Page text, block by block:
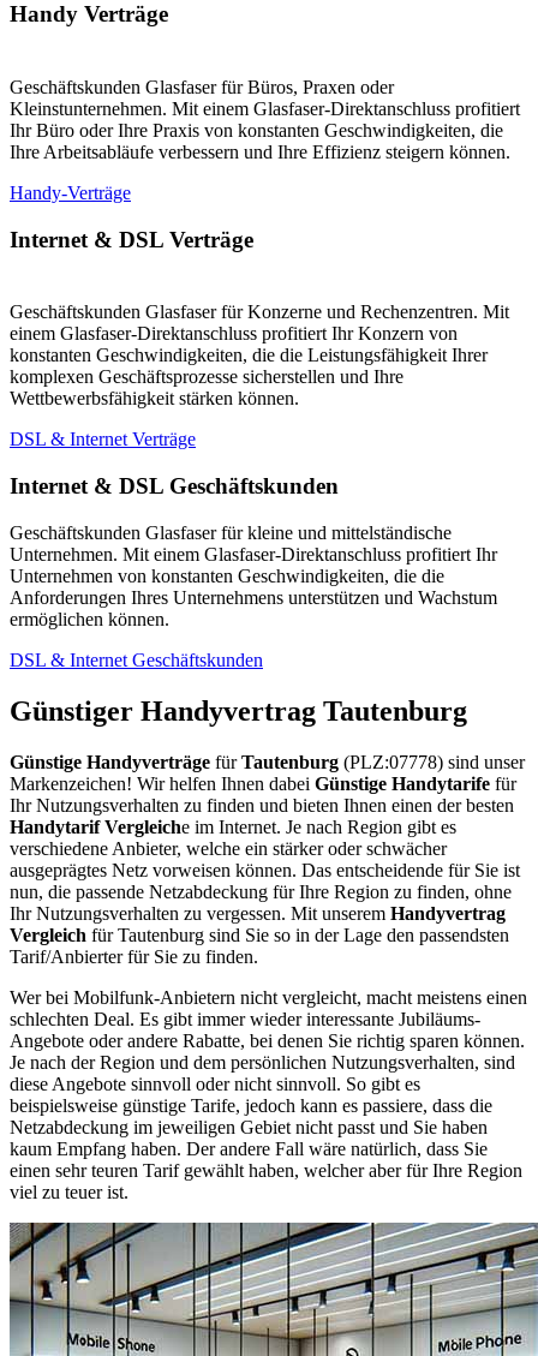
Handy Verträge
Geschäftskunden Glasfaser für Büros, Praxen oder
Kleinstunternehmen. Mit einem Glasfaser-Direktanschluss profitiert
Ihr Büro oder Ihre Praxis von konstanten Geschwindigkeiten, die
Ihre Arbeitsabläufe verbessern und Ihre Effizienz steigern können.
Handy-Verträge
Internet & DSL Verträge
Geschäftskunden Glasfaser für Konzerne und Rechenzentren. Mit
einem Glasfaser-Direktanschluss profitiert Ihr Konzern von
konstanten Geschwindigkeiten, die die Leistungsfähigkeit Ihrer
komplexen Geschäftsprozesse sicherstellen und Ihre
Wettbewerbsfähigkeit stärken können.
DSL & Internet Verträge
Internet & DSL Geschäftskunden
Geschäftskunden Glasfaser für kleine und mittelständische
Unternehmen. Mit einem Glasfaser-Direktanschluss profitiert Ihr
Unternehmen von konstanten Geschwindigkeiten, die die
Anforderungen Ihres Unternehmens unterstützen und Wachstum
ermöglichen können.
DSL & Internet Geschäftskunden
Günstiger Handyvertrag Tautenburg
Günstige Handyverträge fürTautenburg (PLZ:07778) sind unser
Markenzeichen! Wir helfen Ihnen dabei Günstige Handytarife für
Ihr Nutzungsverhalten zu finden und bieten Ihnen einen der besten
Handytarif Vergleiche im Internet. Je nach Region gibt es
verschiedene Anbieter, welche ein stärker oder schwächer
ausgeprägtes Netz vorweisen können. Das entscheidende für Sie ist
nun, die passende Netzabdeckung für Ihre Region zu finden, ohne
Ihr Nutzungsverhalten zu vergessen. Mit unserem Handyvertrag
Vergleich für Tautenburg sind Sie so in der Lage den passendsten
Tarif/Anbierter für Sie zu finden.
Wer bei Mobilfunk-Anbietern nicht vergleicht, macht meistens einen
schlechten Deal. Es gibt immer wieder interessante Jubiläums-
Angebote oder andere Rabatte, bei denen Sie richtig sparen können.
Je nach der Region und dem persönlichen Nutzungsverhalten, sind
diese Angebote sinnvoll oder nicht sinnvoll. So gibt es
beispielsweise günstige Tarife, jedoch kann es passiere, dass die
Netzabdeckung im jeweiligen Gebiet nicht passt und Sie haben
kaum Empfang haben. Der andere Fall wäre natürlich, dass Sie
einen sehr teuren Tarif gewählt haben, welcher aber für Ihre Region
viel zu teuer ist.